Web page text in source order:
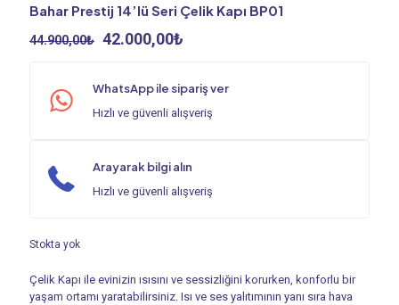
Bahar Prestij 14’lü Seri Çelik Kapı BP01
44.900,00₺ Orijinal
42.000,00₺
42.000,00₺.
WhatsApp ile sipariş ver
Hızlı ve güvenli alışveriş
Arayarak bilgi alın
Hızlı ve güvenli alışveriş
Stokta yok
Çelik Kapı ile evinizin ısısını ve sessizliğini korurken, konforlu bir
yaşam ortamı yaratabilirsiniz. Isı ve ses yalıtımının yanı sıra hava